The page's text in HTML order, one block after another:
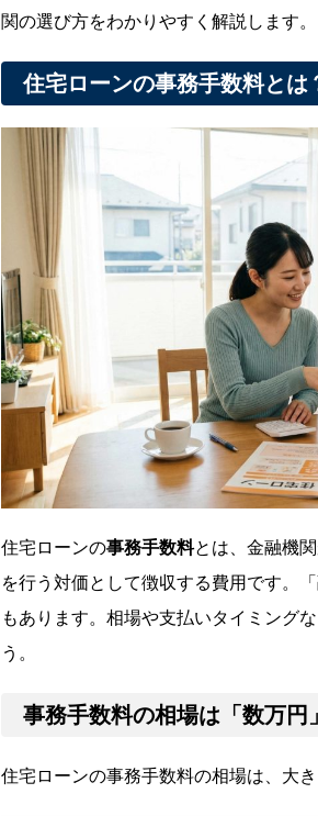
関の選び方をわかりやすく解説します。
住宅ローンの事務手数料とは
住宅ローンの事務手数料とは、金融機
を行う対価として徴収する費用です。
もあります。相場や支払いタイミング
う。
事務手数料の相場は「数万円
住宅ローンの事務手数料の相場は、大